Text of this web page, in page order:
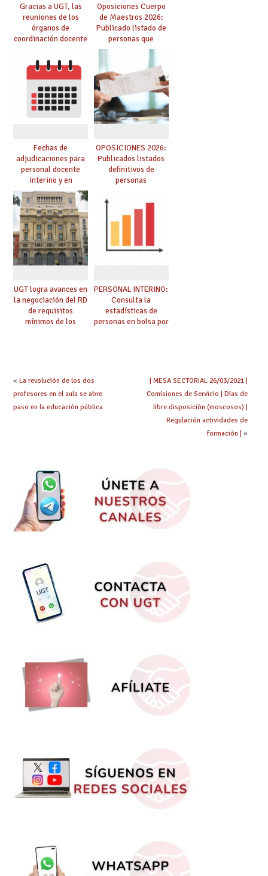
Gracias a UGT, las
reuniones de los
órganos de
coordinación docente
de manera
telemática, sin exigir
presencialidad en el
centro
Oposiciones Cuerpo
de Maestros 2026:
Publicado listado de
personas que
adquieren nueva
especialidad
Fechas de
adjudicaciones para
personal docente
interino y en
prácticas: todo lo que
debes saber
OPOSICIONES 2026:
Publicados listados
definitivos de
personas
hacer ahora si he
obtenido plaza?
UGT logra avances en
la negociación del RD
de requisitos
mínimos de los
la mayor agilidad
posible
PERSONAL INTERINO:
Consulta la
estadísticas de
personas en bolsa por
« La revolución de los dos
profesores en el aula se abre
paso en la educación pública
| MESA SECTORIAL 26/03/2021 |
Comisiones de Servicio | Días de
libre disposición (moscosos) |
Regulación actividades de
formación |
»